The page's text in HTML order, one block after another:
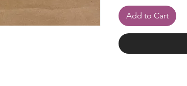
Add to Cart